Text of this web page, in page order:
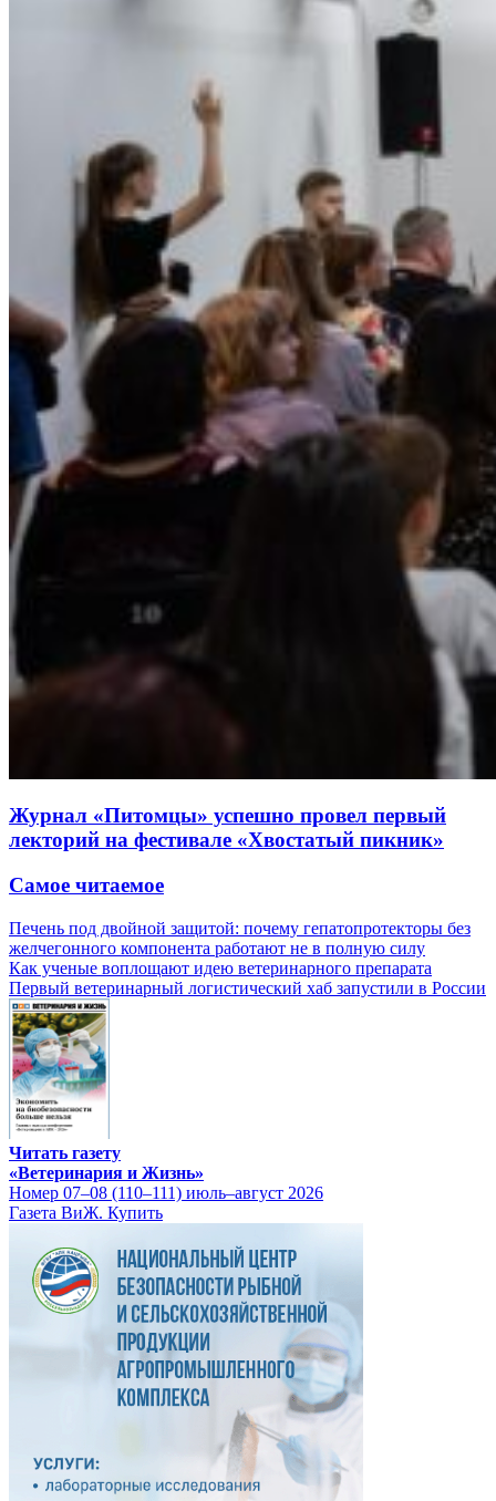
Журнал «Питомцы» успешно провел первый
лекторий на фестивале «Хвостатый пикник»
Самое читаемое
Печень под двойной защитой: почему гепатопротекторы без
желчегонного компонента работают не в полную силу
Как ученые воплощают идею ветеринарного препарата
Первый ветеринарный логистический хаб запустили в России
Читать газету
«Ветеринария и Жизнь»
Номер 07–08 (110–111) июль–август 2026
Газета ВиЖ. Купить